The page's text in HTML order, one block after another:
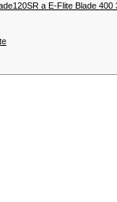
a E-Flite Blade 400